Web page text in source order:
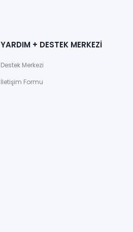
YARDIM + DESTEK MERKEZİ
Destek Merkezi
İletişim Formu